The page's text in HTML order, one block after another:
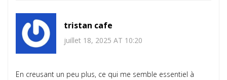
tristan cafe
juillet 18, 2025 AT 10:20
En creusant un peu plus, ce qui me semble essentiel à